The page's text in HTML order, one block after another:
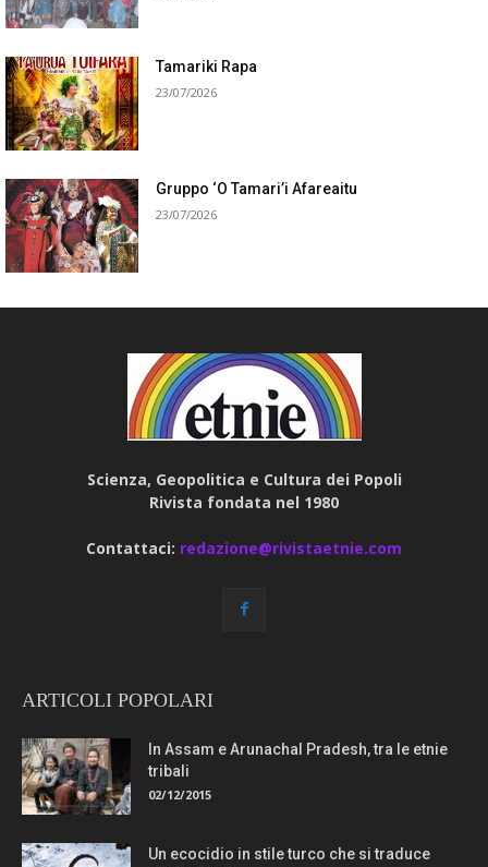
Tamariki Rapa
23/07/2026
Gruppo ‘O Tamari’i Afareaitu
23/07/2026
Scienza, Geopolitica e Cultura dei Popoli
Rivista fondata nel 1980
Contattaci: redazione@rivistaetnie.com
ARTICOLI POPOLARI
In Assam e Arunachal Pradesh, tra le etnie
tribali
02/12/2015
Un ecocidio in stile turco che si traduce